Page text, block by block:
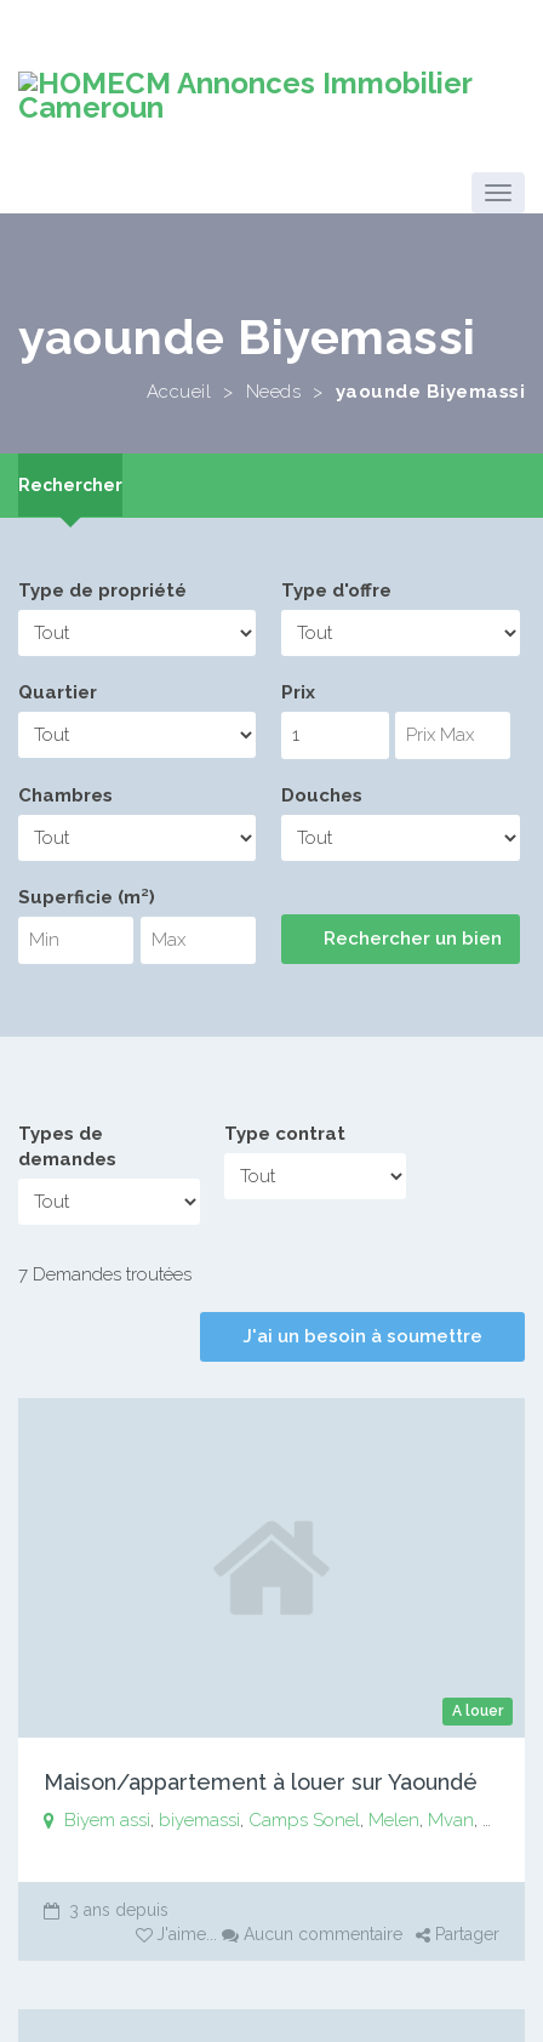
yaounde Biyemassi
Accueil > Needs > yaounde Biyemassi
Rechercher
Type de propriété Type d'offre
Quartier Prix
Chambres Douches
Superficie (m²)
Types de
demandes
Type contrat
7 Demandes troutées
J'ai un besoin à soumettre
A louer
Maison/appartement à louer sur Yaoundé
Biyem assi biyemassi Camps Sonel Melen Mvan
3 ans depuis
J'aime ... Aucun commentaire Partager